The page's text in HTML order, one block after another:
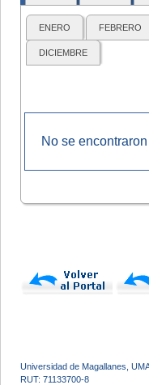
ENERO FEBRERO
DICIEMBRE
No se
Universidad de Magallanes,
RUT: 71133700-8